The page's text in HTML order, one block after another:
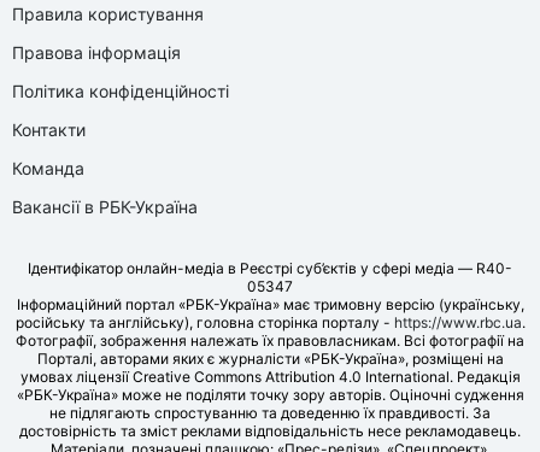
Правила користування
Правова інформація
Політика конфіденційності
Контакти
Команда
Вакансії в РБК-Україна
Ідентифікатор онлайн-медіа в Реєстрі суб’єктів у сфері медіа — R40-
05347
Інформаційний портал «РБК-Україна» має тримовну версію (українську,
російську та англійську), головна сторінка порталу - https://www.rbc.ua.
Фотографії, зображення належать їх правовласникам. Всі фотографії на
Порталі, авторами яких є журналісти «РБК-Україна», розміщені на
умовах ліцензії Creative Commons Attribution 4.0 International. Редакція
«РБК-Україна» може не поділяти точку зору авторів. Оціночні судження
не підлягають спростуванню та доведенню їх правдивості. За
достовірність та зміст реклами відповідальність несе рекламодавець.